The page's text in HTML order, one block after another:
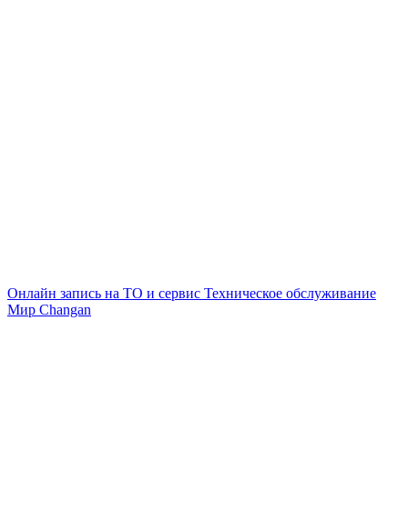
Онлайн запись на ТО и сервис Техническое обслуживание
Мир Changan